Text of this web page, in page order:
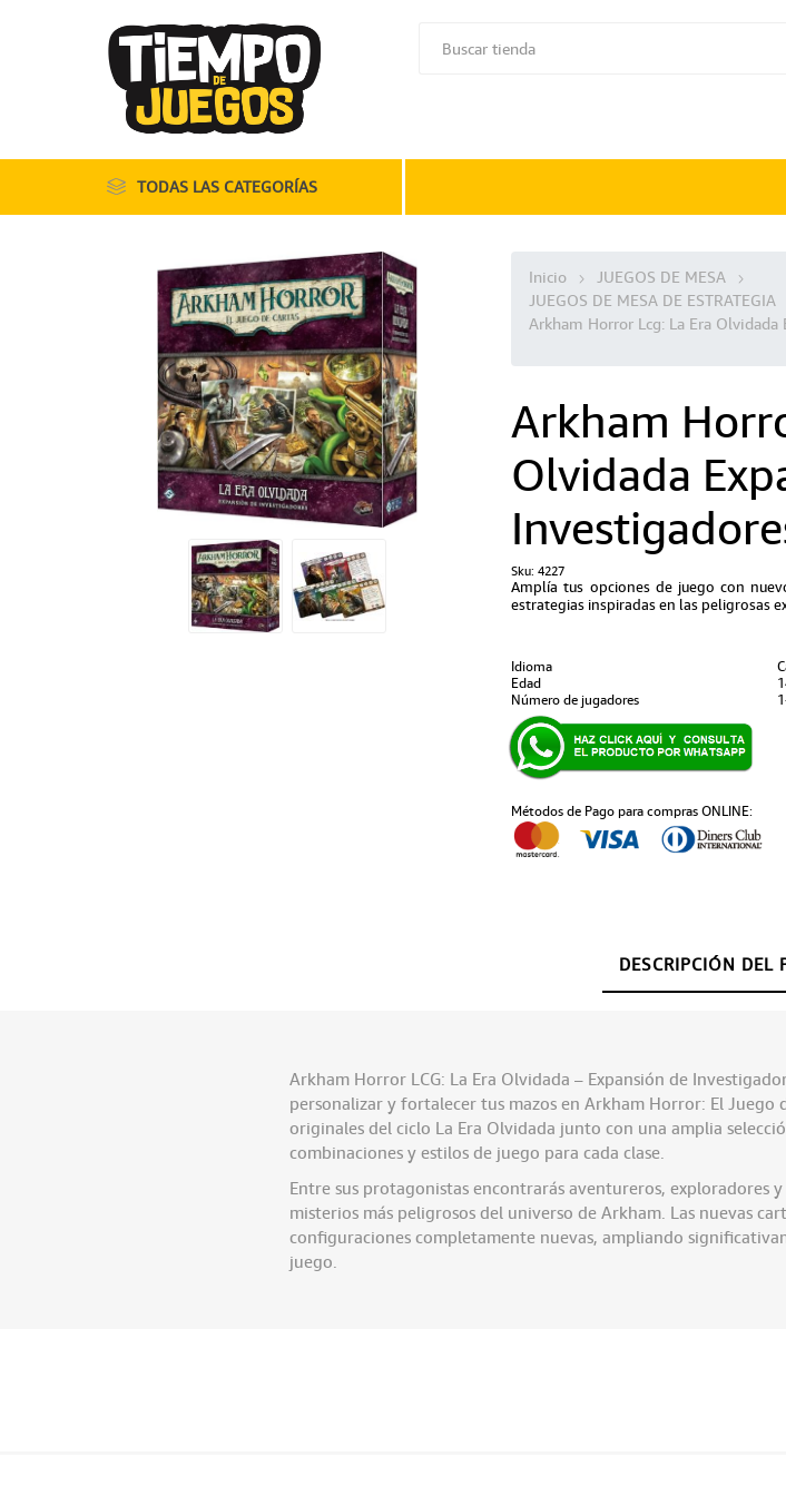
TODAS LAS CATEGORÍAS
Inicio
JUEGOS DE MESA
JUEGOS DE MESA DE ESTRATEGIA
Arkham Horror Lcg: La Era Olvidada
Arkham
Olvidada
Sku: 4227
Amplía tus opciones de juego con
estrategias inspiradas en las peligrosas
Idioma
Edad
Número de jugadores
Métodos de Pago para compras ONLINE:
DESCRIPCIÓN DEL
Arkham Horror LCG: La Era Olvidada – Expansión de
personalizar y fortalecer tus mazos en Arkham Horror: El Juego
originales del ciclo La Era Olvidada junto con una amplia
combinaciones y estilos de juego para cada clase.
Entre sus protagonistas encontrarás aventureros, exploradores
misterios más peligrosos del universo de Arkham. Las nuevas
configuraciones completamente nuevas, ampliando
juego.